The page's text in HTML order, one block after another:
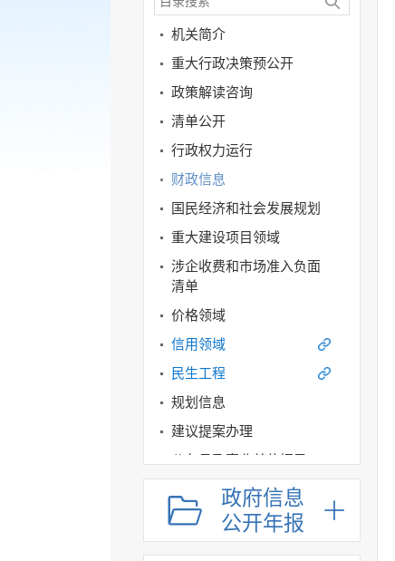
机关简介
重大行政决策预公开
政策解读咨询
清单公开
行政权力运行
财政信息
国民经济和社会发展规划
重大建设项目领域
涉企收费和市场准入负面
清单
价格领域
信用领域
民生工程
规划信息
建议提案办理
公务员及事业单位招录
应急管理
回应关切
政府信息
公开年报